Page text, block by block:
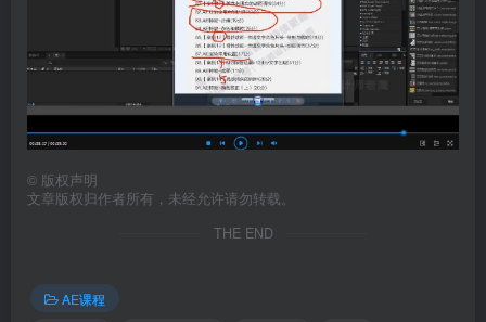
© 版权声明
文章版权归作者所有，未经允许请勿转载。
THE END
AE课程